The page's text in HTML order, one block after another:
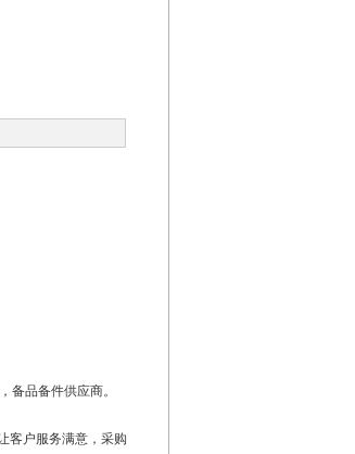
备品备件供应商。
客户服务满意，采购